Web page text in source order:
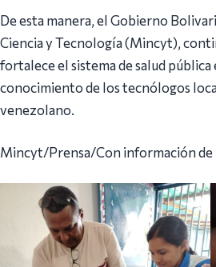
De esta manera, el Gobierno
Ciencia y Tecnología (Mincyt),
fortalece el sistema de salud pública
conocimiento de los tecnólogos
venezolano.
Mincyt/Prensa/Con información de